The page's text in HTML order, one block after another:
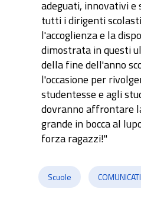
adeguati, innovativi e
tutti i dirigenti
l'accoglienza e la
dimostrata in questi
della fine dell'anno
l'occasione per
studentesse e agli
dovranno affrontare
grande in bocca al
forza ragazzi!"
Scuole